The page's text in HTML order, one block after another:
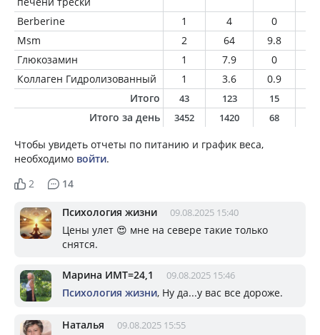
Berberine 1 4 0
Msm
2 64 9.8
Глюкозамин
1 7.9 0
Коллаген Гидролизованный
1 3.6 0.9
Итого
43 123 15
Итого за день 3452 1420 68
Чтобы увидеть отчеты по питанию и график веса,
необходимо войти.
2
14
Психология жизни 09.08.2025 15:40
Цены улет 😍 мне на севере такие только
снятся.
Марина ИМТ=24,1 09.08.2025 15:46
Психология жизни, Ну да...у вас все дороже.
Наталья 09.08.2025 15:55